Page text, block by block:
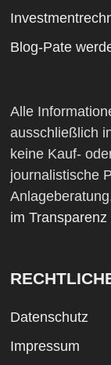
Blog-Pate
Alle
ausschließlich
keine Kauf-
journalistische
im
Datenschutz
Impressum